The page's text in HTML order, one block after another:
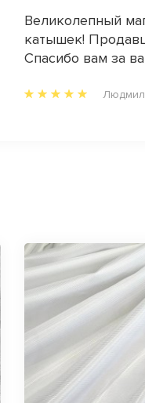
Великолепный
катышек!
Спасибо вам за